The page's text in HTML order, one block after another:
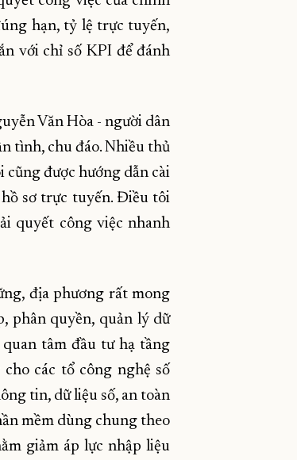
hạn, tỷ lệ trực tuyến,
với chỉ số KPI để đánh
Văn Hòa - người dân
tình, chu đáo. Nhiều thủ
được hướng dẫn cài
sơ trực tuyến. Điều tôi
quyết công việc nhanh
địa phương rất mong
phân quyền, quản lý dữ
tâm đầu tư hạ tầng
các tổ công nghệ số
tin, dữ liệu số, an toàn
mềm dùng chung theo
giảm áp lực nhập liệu